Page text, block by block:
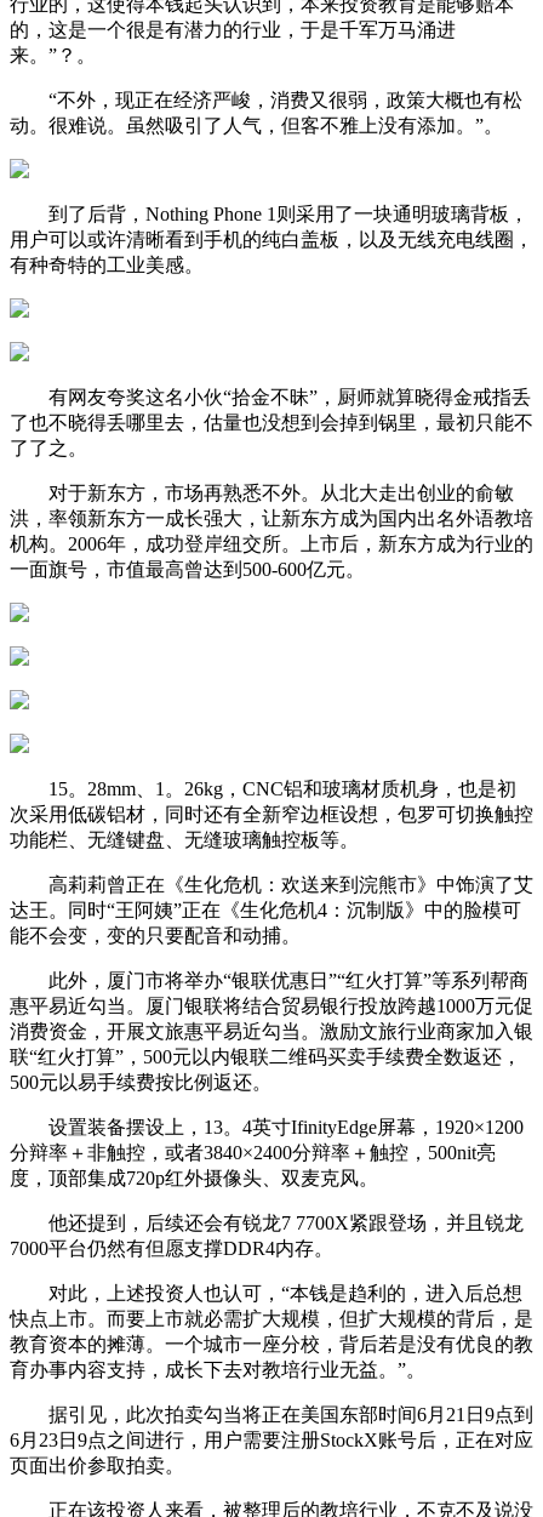
的，这是一个很是有潜力的行业，于是千军万马涌进
来。”？。
“不外，现正在经济严峻，消费又很弱，政策大概也有松
动。很难说。虽然吸引了人气，但客不雅上没有添加。”。
到了后背，Nothing Phone 1则采用了一块通明玻璃背板，
用户可以或许清晰看到手机的纯白盖板，以及无线充电线圈，
有种奇特的工业美感。
有网友夸奖这名小伙“拾金不昧”，厨师就算晓得金戒指丢
了也不晓得丢哪里去，估量也没想到会掉到锅里，最初只能不
了了之。
对于新东方，市场再熟悉不外。从北大走出创业的俞敏
洪，率领新东方一成长强大，让新东方成为国内出名外语教培
机构。2006年，成功登岸纽交所。上市后，新东方成为行业的
一面旗号，市值最高曾达到500-600亿元。
15。28mm、1。26kg，CNC铝和玻璃材质机身，也是初
次采用低碳铝材，同时还有全新窄边框设想，包罗可切换触控
功能栏、无缝键盘、无缝玻璃触控板等。
高莉莉曾正在《生化危机：欢送来到浣熊市》中饰演了艾
达王。同时“王阿姨”正在《生化危机4：沉制版》中的脸模可
能不会变，变的只要配音和动捕。
此外，厦门市将举办“银联优惠日”“红火打算”等系列帮商
惠平易近勾当。厦门银联将结合贸易银行投放跨越1000万元促
消费资金，开展文旅惠平易近勾当。激励文旅行业商家加入银
联“红火打算”，500元以内银联二维码买卖手续费全数返还，
500元以易手续费按比例返还。
设置装备摆设上，13。4英寸IfinityEdge屏幕，1920×1200
分辩率＋非触控，或者3840×2400分辩率＋触控，500nit亮
度，顶部集成720p红外摄像头、双麦克风。
他还提到，后续还会有锐龙7 7700X紧跟登场，并且锐龙
7000平台仍然有但愿支撑DDR4内存。
对此，上述投资人也认可，“本钱是趋利的，进入后总想
快点上市。而要上市就必需扩大规模，但扩大规模的背后，是
教育资本的摊薄。一个城市一座分校，背后若是没有优良的教
育办事内容支持，成长下去对教培行业无益。”。
据引见，此次拍卖勾当将正在美国东部时间6月21日9点到
6月23日9点之间进行，用户需要注册StockX账号后，正在对应
页面出价参取拍卖。
正在该投资人来看，被整理后的教培行业，不克不及说没